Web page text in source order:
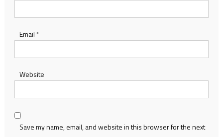
Email *
Website
Save my name, email, and website in this browser for the next